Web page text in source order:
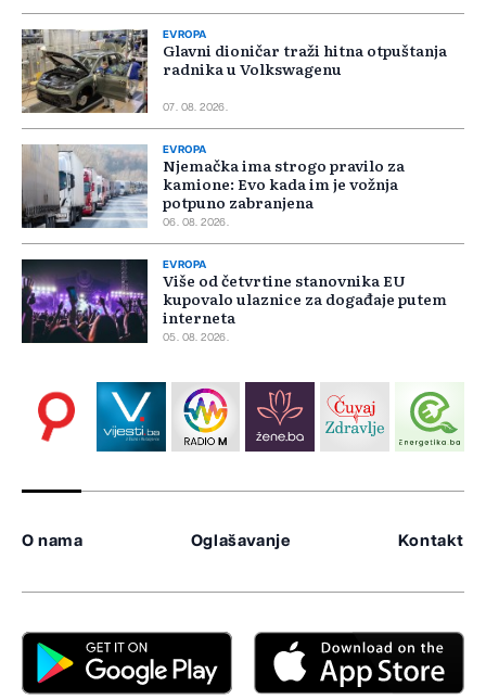
EVROPA
Glavni dioničar traži hitna otpuštanja
radnika u Volkswagenu
07. 08. 2026.
EVROPA
Njemačka ima strogo pravilo za
kamione: Evo kada im je vožnja
potpuno zabranjena
06. 08. 2026.
EVROPA
Više od četvrtine stanovnika EU
kupovalo ulaznice za događaje putem
interneta
05. 08. 2026.
O nama Oglašavanje Kontakt